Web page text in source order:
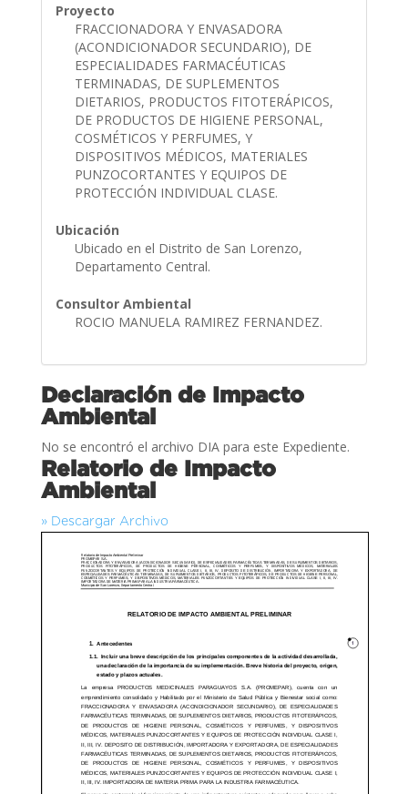
Proyecto
FRACCIONADORA Y ENVASADORA
(ACONDICIONADOR SECUNDARIO), DE
ESPECIALIDADES FARMACÉUTICAS
TERMINADAS, DE SUPLEMENTOS
DIETARIOS, PRODUCTOS FITOTERÁPICOS,
DE PRODUCTOS DE HIGIENE PERSONAL,
COSMÉTICOS Y PERFUMES, Y
DISPOSITIVOS MÉDICOS, MATERIALES
PUNZOCORTANTES Y EQUIPOS DE
PROTECCIÓN INDIVIDUAL CLASE.
Ubicación
Ubicado en el Distrito de San Lorenzo,
Departamento Central.
Consultor Ambiental
ROCIO MANUELA RAMIREZ FERNANDEZ.
Declaración de Impacto
Ambiental
No se encontró el archivo DIA para este Expediente.
Relatorio de Impacto
Ambiental
» Descargar Archivo